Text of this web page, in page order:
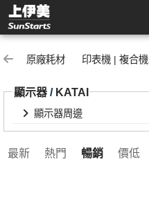
顯示器周邊 | 上伊美辦公用品網
原廠耗材 印表機 | 複合機
顯示器 / KATAI
顯示器周邊
最新 熱門 暢銷 價低